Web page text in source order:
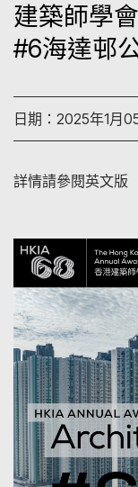
建築師學
#6海達邨
日期：2025年1月
詳情請參閱英文版